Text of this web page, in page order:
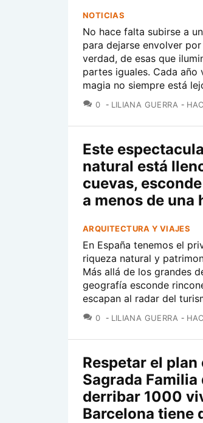
NOTICIAS
No hace falta subirse a
para dejarse envolver
verdad, de esas que
partes iguales. Cada
magia no siempre está
0 COMENTARIOS
LILIANA GUERRA
Este
natural está
cuevas,
a menos de una
ARQUITECTURA Y VIAJES
En España tenemos el
riqueza natural y
Más allá de los grandes
geografía esconde
escapan al radar del
0 COMENTARIOS
LILIANA GUERRA
Respetar el
Sagrada
derribar 1000
Barcelona tiene